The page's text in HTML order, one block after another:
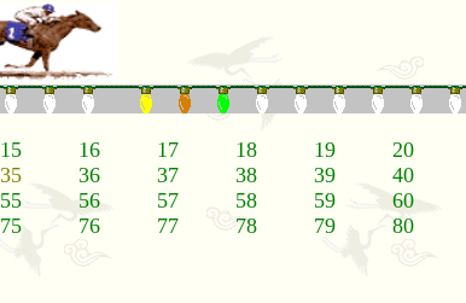
15 16 17 18 19
20
35 36 37 38 39
40
55 56 57 58 59
60
75 76 77 78 79 80